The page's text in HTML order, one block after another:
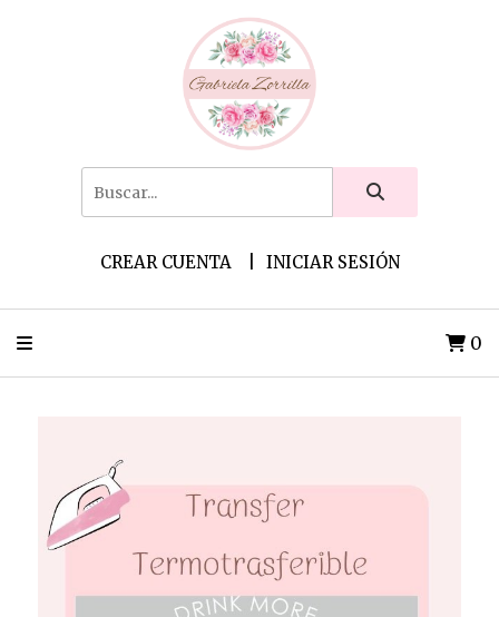
CREAR CUENTA INICIAR SESIÓN
0